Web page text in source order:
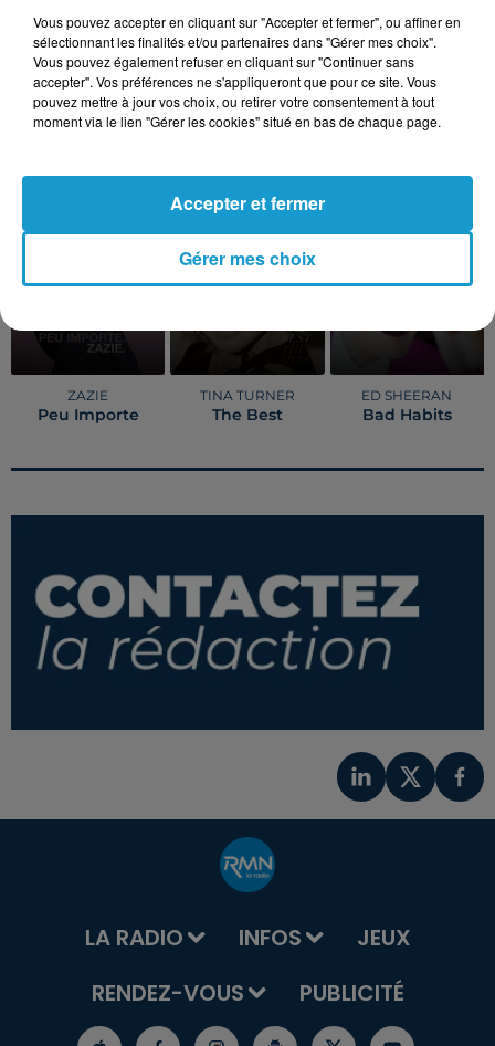
Page FacebookGueltas Anime
Publié : 28 octobre 2021 à 7h00
TITRES DIFFUSÉS Voir plus
ZAZIE
Peu Importe
17h10
17h10
TINA TURNER
The Best
ED SHEERAN
Bad Habits
LA RADIO INFOS
JEUX
RENDEZ-VOUS
PUBLICITÉ
Vous pouvez accepter en cliquant sur "Accepter et fermer", ou affiner en
sélectionnant les finalités et/ou partenaires dans "Gérer mes choix".
Vous pouvez également refuser en cliquant sur "Continuer sans
accepter". Vos préférences ne s'appliqueront que pour ce site. Vous
pouvez mettre à jour vos choix, ou retirer votre consentement à tout
moment via le lien "Gérer les cookies" situé en bas de chaque page.
Gérer mes choix
Accepter et fermer